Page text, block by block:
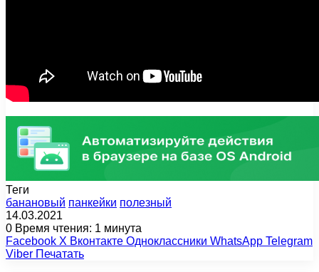
Теги
банановый панкейки полезный
14.03.2021
0 Время чтения: 1 минута
Facebook X Вконтакте Одноклассники WhatsApp Telegram
Viber Печатать